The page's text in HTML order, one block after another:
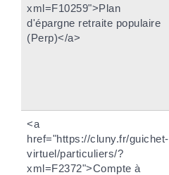
xml=F10259">Plan
d'épargne retraite populaire
(Perp)</a>
<a
href="https://cluny.fr/guichet-
virtuel/particuliers/?
xml=F2372">Compte à